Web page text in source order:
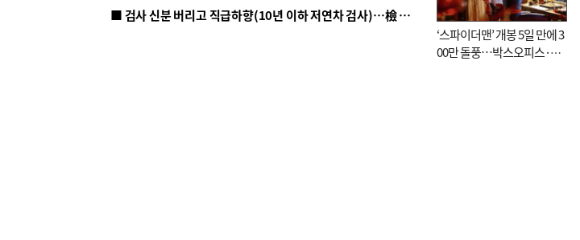
■ 검사 신분 버리고 직급하향(10년 이하 저연차 검사)…檢 중수청행 기피
‘스파이더맨’ 개봉 5일 만에 3
00만 돌풍…박스오피스·예